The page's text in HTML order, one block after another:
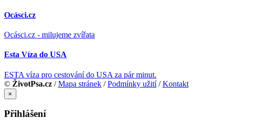
Ocásci.cz
Ocásci.cz - milujeme zvířata
Esta Víza do USA
ESTA víza pro cestování do USA za pár minut.
© ŽivotPsa.cz /Mapa stránek /Podmínky užití/Kontakt
×
Přihlášení